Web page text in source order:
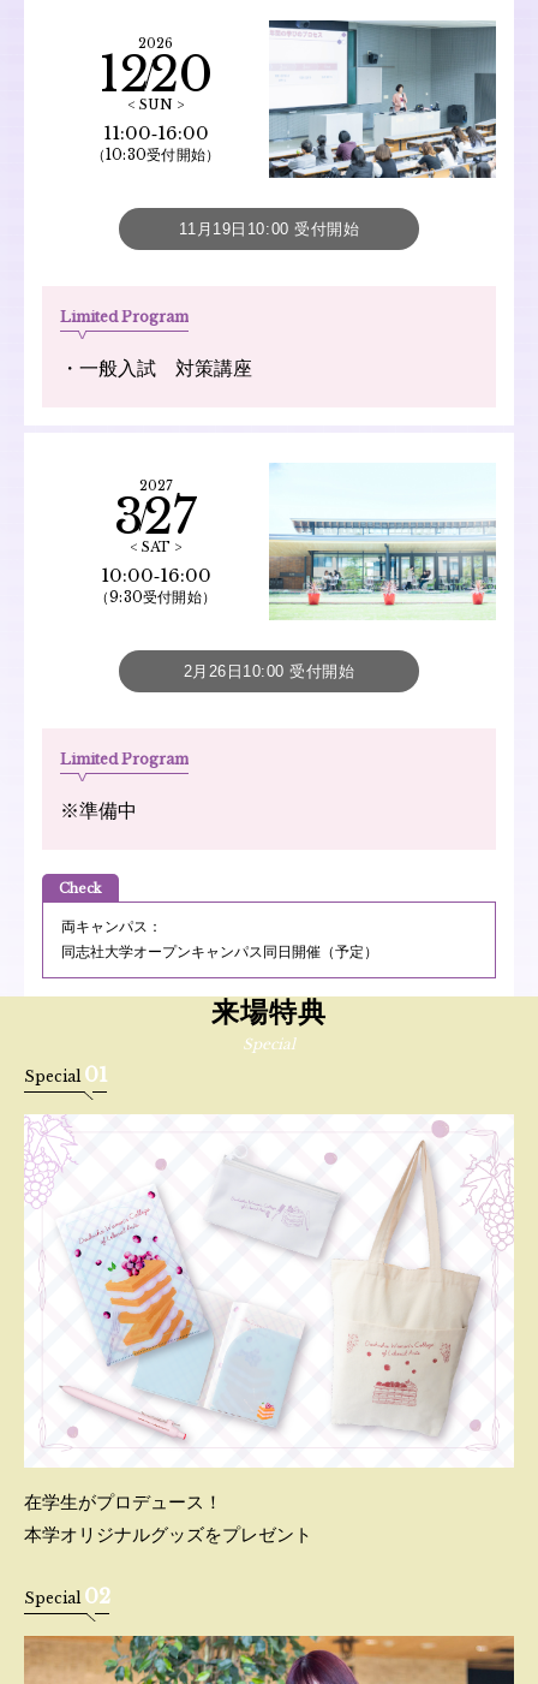
2026
1220
< SUN >
11:00‐16:00
（10:30受付開始）
11月19日10:00 受付開始
Limited Program
・一般入試 対策講座
2027
327
< SAT >
10:00‐16:00
（9:30受付開始）
2月26日10:00 受付開始
Limited Program
※準備中
Check
両キャンパス：
同志社大学オープンキャンパス同日開催（予定）
来場特典
Special
Special 01
在学生がプロデュース！
本学オリジナルグッズをプレゼント
Special 02